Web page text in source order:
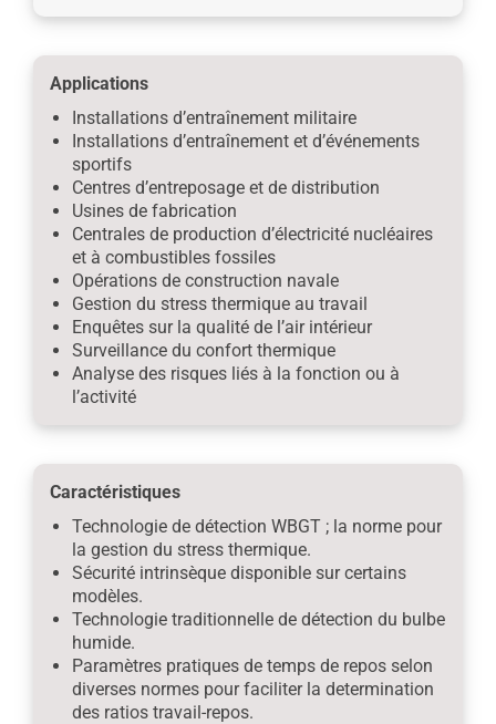
Applications
Installations d’entraînement militaire
Installations d’entraînement et d’événements
sportifs
Centres d’entreposage et de distribution
Usines de fabrication
Centrales de production d’électricité nucléaires
et à combustibles fossiles
Opérations de construction navale
Gestion du stress thermique au travail
Enquêtes sur la qualité de l’air intérieur
Surveillance du confort thermique
Analyse des risques liés à la fonction ou à
l’activité
Caractéristiques
Technologie de détection WBGT ; la norme pour
la gestion du stress thermique.
Sécurité intrinsèque disponible sur certains
modèles.
Technologie traditionnelle de détection du bulbe
humide.
Paramètres pratiques de temps de repos selon
diverses normes pour faciliter la determination
des ratios travail-repos.